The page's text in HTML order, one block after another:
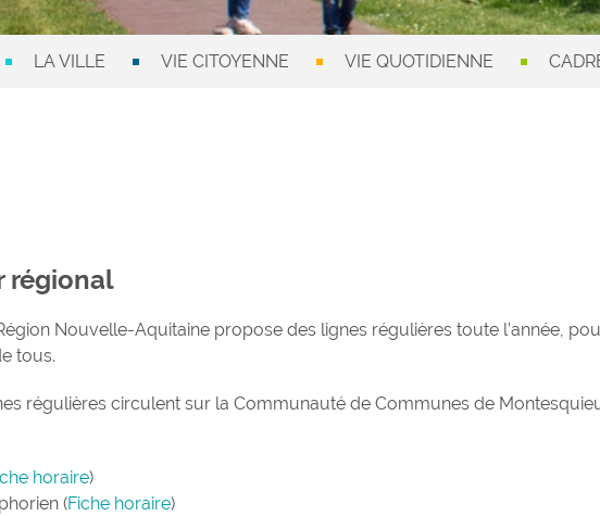
LA VILLE VIE CITOYENNE VIE QUOTIDIENNE
régional
Nouvelle-Aquitaine propose des lignes régulières toute l’année,
tous.
régulières circulent sur la Communauté de Communes de
horaire)
(Fiche horaire)